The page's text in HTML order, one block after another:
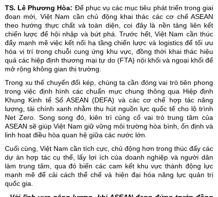
TS. Lê Phương Hòa: Để phục vụ các mục tiêu phát triển trong giai
đoạn mới, Việt Nam cần chủ động khai thác các cơ chế ASEAN
theo hướng thực chất và toàn diện, coi đây là nền tảng liên kết
chiến lược để hội nhập và bứt phá. Trước hết, Việt Nam cần thúc
đẩy mạnh mẽ việc kết nối hạ tầng chiến lược và logistics để tối ưu
hóa vị trí trong chuỗi cung ứng khu vực, đồng thời khai thác hiệu
quả các hiệp định thương mại tự do(FTA) nội khối và ngoại khối để
mở rộng không gian thị trường.
Trong xu thế chuyển đổi kép, chúng ta cần đóng vai trò tiên phong
trong việc định hình các chuẩn mực chung thông qua Hiệp định
Khung Kinh tế Số ASEAN (DEFA) và các cơ chế hợp tác năng
lượng, tài chính xanh nhằm thu hút nguồn lực quốc tế cho lộ trình
Net Zero. Song song đó, kiên trì củng cố vai trò trung tâm của
ASEAN sẽ giúp Việt Nam giữ vững môi trường hòa bình, ổn định và
linh hoạt điều hòa quan hệ giữa các nước lớn.
Cuối cùng, Việt Nam cần tích cực, chủ động hơn trong thúc đẩy các
dự án hợp tác cụ thể, lấy lợi ích của doanh nghiệp và người dân
làm trung tâm, qua đó biến các cam kết khu vực thành động lực
mạnh mẽ để cải cách thể chế và hiện đại hóa năng lực quản trị
quốc gia.